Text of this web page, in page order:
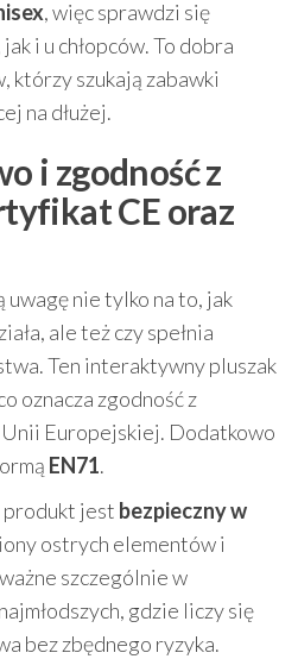
, więc sprawdzi się
i u chłopców. To dobra
którzy szukają zabawki
na dłużej.
i zgodność z
CE oraz
uwagę nie tylko na to, jak
ale też czy spełnia
Ten interaktywny pluszak
oznacza zgodność z
Europejskiej. Dodatkowo
EN71.
produkt jest bezpieczny w
ostrych elementów i
szczególnie w
gdzie liczy się
bez zbędnego ryzyka.